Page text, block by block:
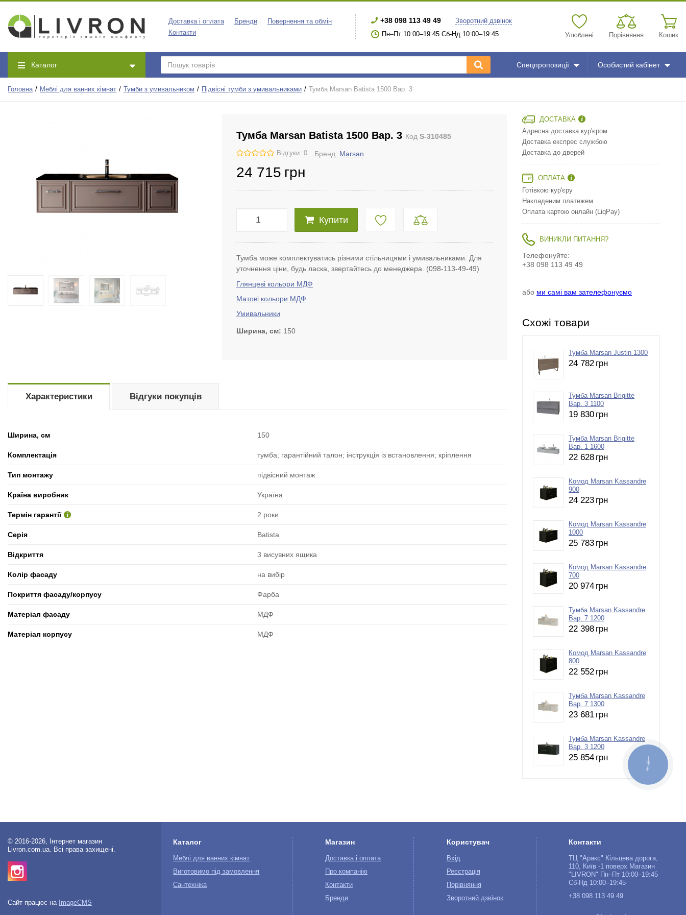
Доставка і оплата Бренди
Повернення та обмін
Контакти
+38 098 113 49 49
Зворотний дзвінок
Пн–Пт 10:00–19:45 Сб-Нд 10:00–19:45
Улюблені Порівняння Кошик
Каталог Спецпропозиції Особистий кабінет
Головна Меблі для ванних кімнат Тумби з умивальником Підвісні тумби з умивальниками Тумба Marsan Batista 1500 Вар. 3
Тумба Marsan Batista 1500 Вар. 3 Код S-310485
Відгуки: 0 Бренд: Marsan
24 715 грн
Купити
Тумба може комплектуватись різними стільницями і умивальниками. Для
уточнення ціни, будь ласка, звертайтесь до менеджера. (098-113-49-49)
Глянцеві кольори МДФ
Матові кольори МДФ
Умивальники
Ширина, см 150
Характеристики
Ширина, см 150
Комплектація тумба; гарантійний талон; інструкція із встановлення; кріплення
Тип монтажу підвісний монтаж
Країна виробник Україна
Термін гарантії 2 роки
Серія Batista
Відкриття 3 висувних ящика
Колір фасаду на вибір
Покриття фасаду/корпусу Фарба
Матеріал фасаду МДФ
Матеріал корпусу МДФ
Відгуки покупців
ДОСТАВКА
Адресна доставка кур'єром
Доставка експрес службою
Доставка до дверей
ОПЛАТА
Готівкою кур'єру
Накладеним платежем
Оплата картою онлайн (LiqPay)
ВИНИКЛИ ПИТАННЯ?
Телефонуйте:
+38 098 113 49 49
або ми самі вам зателефонуємо
Схожі товари
Тумба Marsan Justin 1300
24 782 грн
Тумба Marsan Brigitte
Вар. 3 1100
19 830 грн
Тумба Marsan Brigitte
Вар. 1 1600
22 628 грн
Комод Marsan Kassandre
900
24 223 грн
Комод Marsan Kassandre
1000
25 783 грн
Комод Marsan Kassandre
700
20 974 грн
Тумба Marsan Kassandre
Вар. 7 1200
22 398 грн
Комод Marsan Kassandre
800
22 552 грн
Тумба Marsan Kassandre
Вар. 7 1300
23 681 грн
Тумба Marsan Kassandre
Вар. 3 1200
25 854 грн
© 2016-2026, Інтернет магазин
Livron.com.ua. Всі права захищені.
Сайт працює на ImageCMS
Каталог
Меблі для ванних кімнат
Виготовимо під замовлення
Сантехніка
Магазин
Доставка і оплата
Про компанію
Контакти
Бренди
Користувач
Вхід
Реєстрація
Порівняння
Зворотний дзвінок
Контакти
ТЦ "Аракс" Кільцева дорога,
110, Київ -1 поверх Магазин
"LIVRON" Пн–Пт 10:00–19:45
Сб-Нд 10:00–19:45
+38 098 113 49 49
КНОПКА
ЗВ'ЯЗКУ